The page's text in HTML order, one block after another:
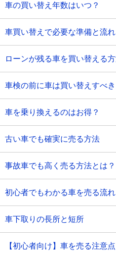
車の買い替え年数はいつ？
車買い替えで必要な準備と流れ
ローンが残る車を買い替える
車検の前に車は買い替えすべき
車を乗り換えるのはお得？
古い車でも確実に売る方法
事故車でも高く売る方法とは？
初心者でもわかる車を売る流れ
車下取りの長所と短所
【初心者向け】車を売る注意点